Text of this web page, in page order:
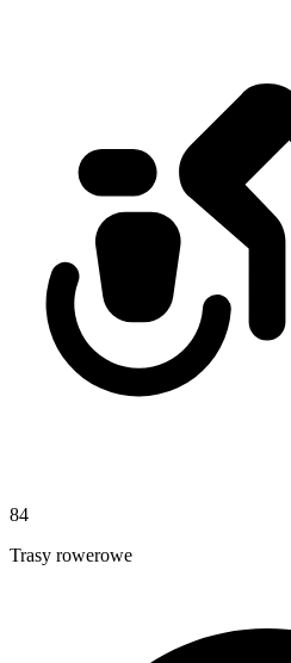
84
Trasy rowerowe